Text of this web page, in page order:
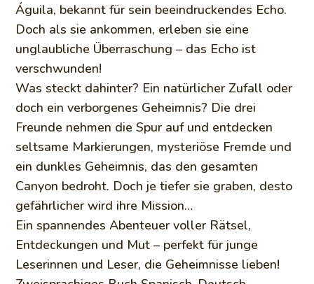
Águila, bekannt für sein beeindruckendes Echo.
Doch als sie ankommen, erleben sie eine
unglaubliche Überraschung – das Echo ist
verschwunden!
Was steckt dahinter? Ein natürlicher Zufall oder
doch ein verborgenes Geheimnis? Die drei
Freunde nehmen die Spur auf und entdecken
seltsame Markierungen, mysteriöse Fremde und
ein dunkles Geheimnis, das den gesamten
Canyon bedroht. Doch je tiefer sie graben, desto
gefährlicher wird ihre Mission…
Ein spannendes Abenteuer voller Rätsel,
Entdeckungen und Mut – perfekt für junge
Leserinnen und Leser, die Geheimnisse lieben!